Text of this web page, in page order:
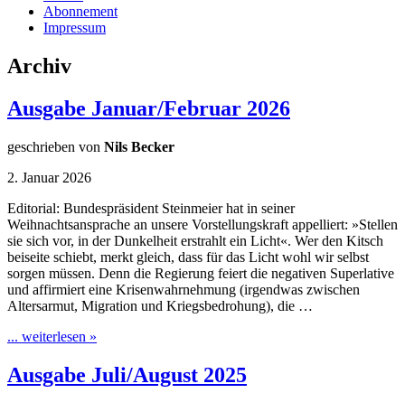
Abonnement
Impressum
Archiv
Ausgabe Januar/Februar 2026
geschrieben von Nils Becker
2. Januar 2026
Editorial: Bundespräsident Steinmeier hat in seiner
Weihnachtsansprache an unsere Vorstellungskraft appelliert: »Stellen
sie sich vor, in der Dunkelheit erstrahlt ein Licht«. Wer den Kitsch
beiseite schiebt, merkt gleich, dass für das Licht wohl wir selbst
sorgen müssen. Denn die Regierung feiert die negativen Superlative
und affirmiert eine Krisenwahrnehmung (irgendwas zwischen
Altersarmut, Migration und Kriegsbedrohung), die …
... weiterlesen »
Ausgabe Juli/August 2025